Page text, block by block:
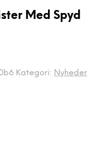
Med Spyd
Kategori: Nyheder